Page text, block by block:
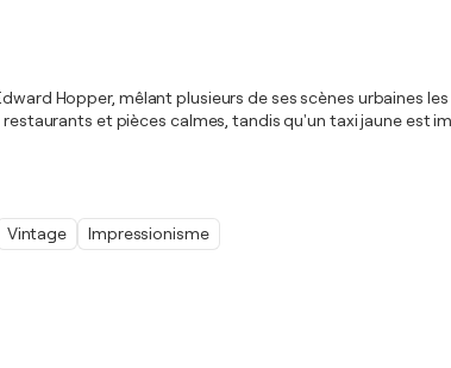
Hopper, mêlant plusieurs de ses scènes urbaines
et pièces calmes, tandis qu'un taxi jaune
Vintage Impressionisme